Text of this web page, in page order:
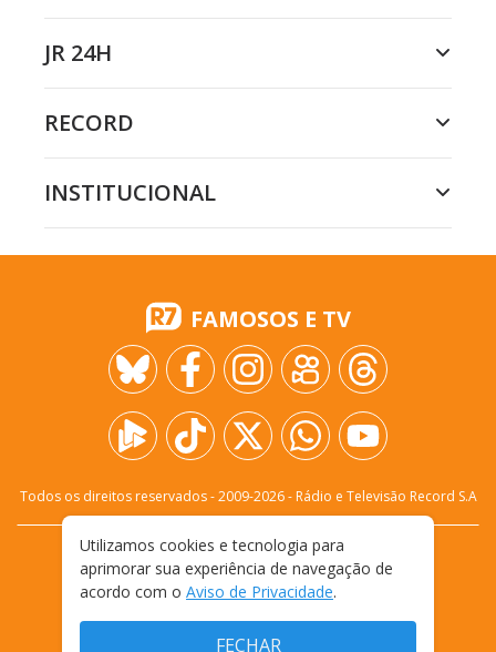
JR 24H
RECORD
INSTITUCIONAL
FAMOSOS E TV
Todos os direitos reservados - 2009-2026- Rádio e Televisão Record S.A
FALE CONOSCO
PRIVACIDADE
TERMOS E CONDIÇÕES DE USO
Utilizamos cookies e tecnologia para
aprimorar sua experiência de navegação de
acordo com o Aviso de Privacidade.
FECHAR